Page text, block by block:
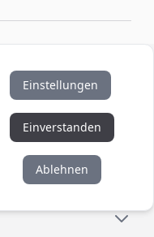
Einstellungen
Einverstanden
Ablehnen